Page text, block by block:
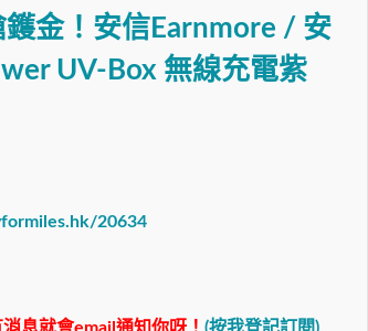
金！安信Earnmore / 安
UV-Box 無線充電紫
20634